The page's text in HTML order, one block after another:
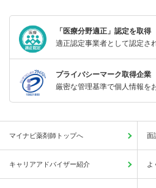
「医療分野適正」認定を取得
適正認定事業者として認定さ
プライバシーマーク取得企業
厳密な管理基準で個人情報を
マイナビ薬剤師トップへ 面
キャリアアドバイザー紹介 よ